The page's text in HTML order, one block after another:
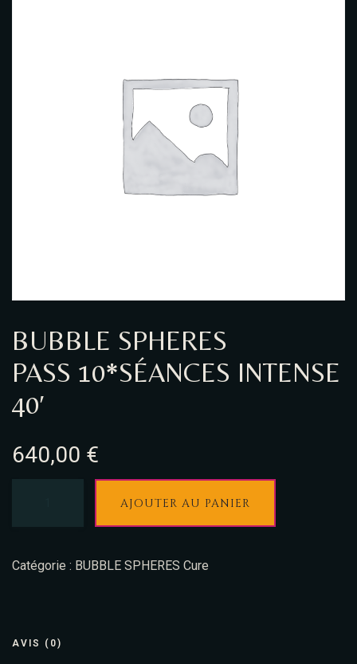
BUBBLE SPHERES
PASS 10*SÉANCES INTENSE
40′
640,00 €
AJOUTER AU PANIER
Catégorie : BUBBLE SPHERES Cure
AVIS (0)